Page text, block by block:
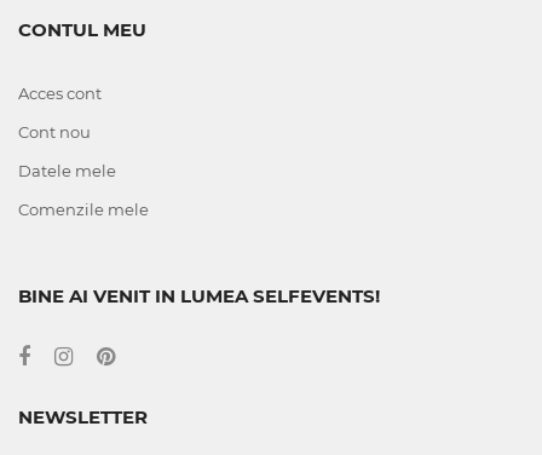
CONTUL MEU
Acces cont
Cont nou
Datele mele
Comenzile mele
BINE AI VENIT IN LUMEA SELFEVENTS!
NEWSLETTER